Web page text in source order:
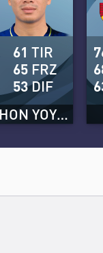
THIRAPHON YOYOEI
61 TIR
65 FRZ
53DIF